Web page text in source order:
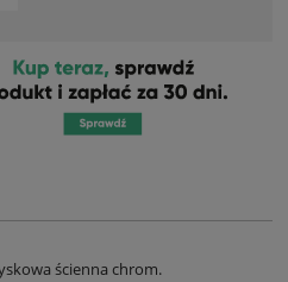
ścienna chrom.